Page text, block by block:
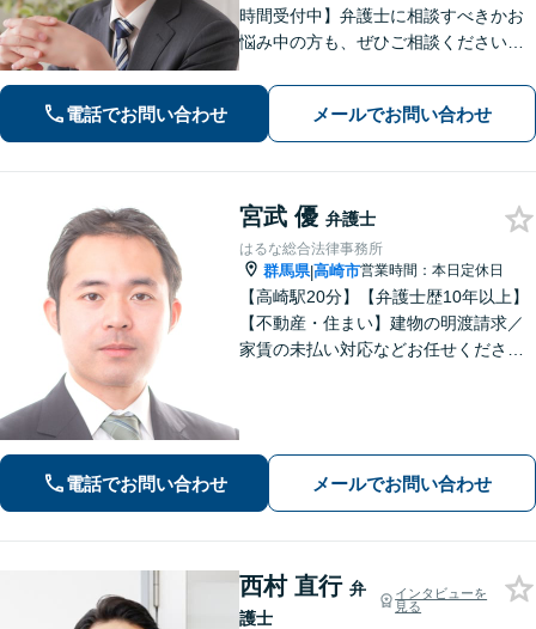
時間受付中】弁護士に相談すべきかお
悩み中の方も、ぜひご相談ください
法務など】ご相談者さまに寄り添い、
きめ細やかな対応で、スピーディーに
最良の解決を目指します【土日・夜間
相談可能】。
電話でお問い合わせ メールでお問い合わせ
宮武 優 弁護士
はるな総合法律事務所
群馬県|高崎市営業時間：本日定休日
【高崎駅20分】【弁護士歴10年以上】
【不動産・住まい】建物の明渡請求／
家賃の未払い対応などお任せくださ
気軽にご相談ください。
電話でお問い合わせ メールでお問い合わせ
西村 直行 弁
護士
インタビューを
見る